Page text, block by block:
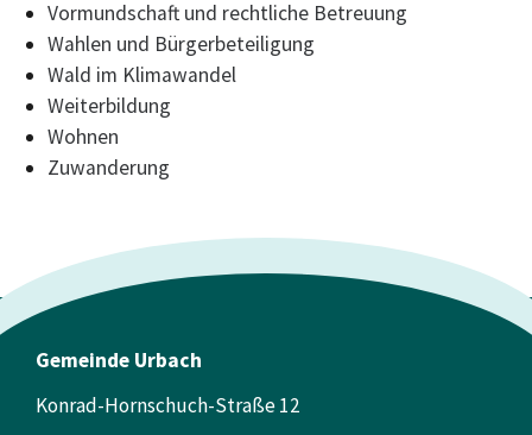
Vormundschaft und rechtliche Betreuung
Wahlen und Bürgerbeteiligung
Wald im Klimawandel
Weiterbildung
Wohnen
Zuwanderung
Gemeinde Urbach
Konrad-Hornschuch-Straße 12